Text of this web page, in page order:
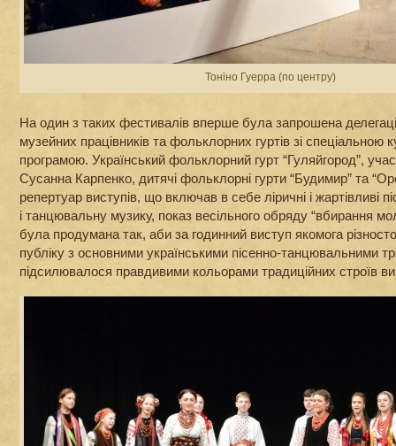
Тоніно Гуерра (по центру)
На один з таких фестивалів вперше була запрошена
музейних працівників та фольклорних гуртів зі спеціальною
програмою. Український фольклорний гурт “Гуляйгород”,
Сусанна Карпенко, дитячі фольклорні гурти “Будимир” та
репертуар виступів, що включав в себе ліричні і жартівливі
і танцювальну музику, показ весільного обряду “вбирання
була продумана так, аби за годинний виступ якомога
публіку з основними українськими пісенно-танцювальними
підсилювалося правдивими кольорами традиційних строїв